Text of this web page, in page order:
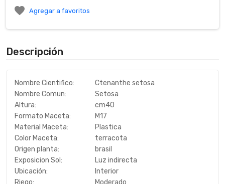
 Agregar a favoritos
Descripción
Nombre Cientifico:
Ctenanthe setosa
Nombre Comun:
Setosa
Altura:
cm40
Formato Maceta:
M17
Material Maceta:
Plastica
Color Maceta:
terracota
Origen planta:
brasil
Exposicion Sol:
Luz indirecta
Ubicación:
Interior
Riego:
Moderado